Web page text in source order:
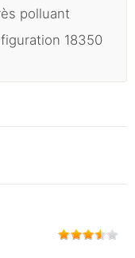
polluant
18350